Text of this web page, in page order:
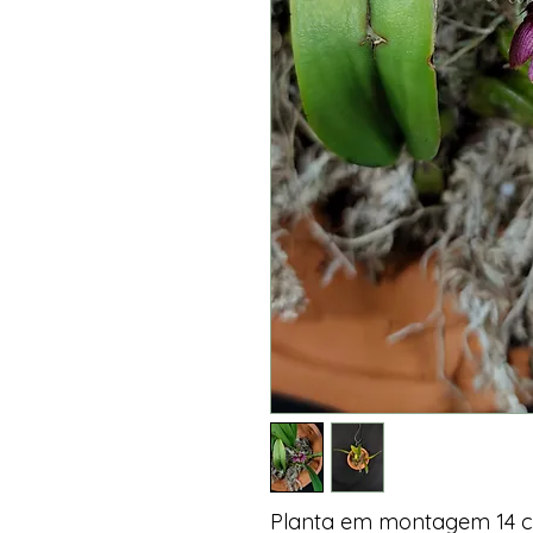
Planta em montagem 14